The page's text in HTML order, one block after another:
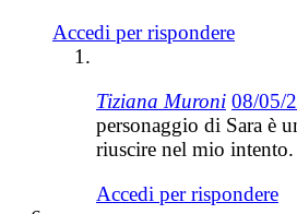
Accedi per rispondere
Tiziana Muroni 08/05/
personaggio di Sara è
riuscire nel mio intento.
Accedi per rispondere